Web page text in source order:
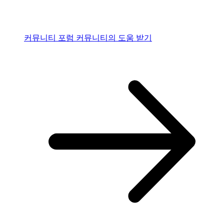
커뮤니티 포럼 커뮤니티의 도움 받기